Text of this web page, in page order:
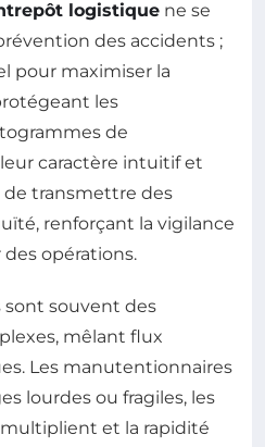
logistique ne se
des accidents ;
pour maximiser la
les
de
caractère intuitif et
transmettre des
renforçant la vigilance
opérations.
sont souvent des
mêlant flux
Les manutentionnaires
lourdes ou fragiles, les
et la rapidité